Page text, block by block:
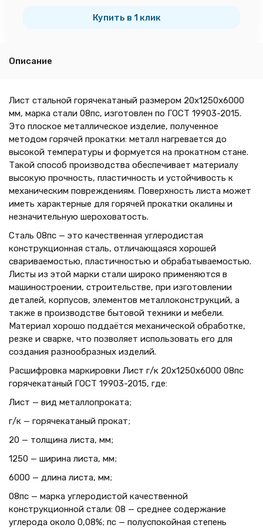
Купить в 1 клик
Описание
Лист стальной горячекатаный размером 20х1250х6000
мм, марка стали 08пс, изготовлен по ГОСТ 19903-2015.
Это плоское металлическое изделие, полученное
методом горячей прокатки: металл нагревается до
высокой температуры и формуется на прокатном стане.
Такой способ производства обеспечивает материалу
высокую прочность, пластичность и устойчивость к
механическим повреждениям. Поверхность листа может
иметь характерные для горячей прокатки окалины и
незначительную шероховатость.
Сталь 08пс — это качественная углеродистая
конструкционная сталь, отличающаяся хорошей
свариваемостью, пластичностью и обрабатываемостью.
Листы из этой марки стали широко применяются в
машиностроении, строительстве, при изготовлении
деталей, корпусов, элементов металлоконструкций, а
также в производстве бытовой техники и мебели.
Материал хорошо поддаётся механической обработке,
резке и сварке, что позволяет использовать его для
создания разнообразных изделий.
Расшифровка маркировки Лист г/к 20х1250x6000 08пс
горячекатаный ГОСТ 19903-2015, где:
Лист — вид металлопроката;
г/к — горячекатаный прокат;
20 — толщина листа, мм;
1250 — ширина листа, мм;
6000 — длина листа, мм;
08пс — марка углеродистой качественной
конструкционной стали: 08 — среднее содержание
углерода около 0,08%; пс — полуспокойная степень